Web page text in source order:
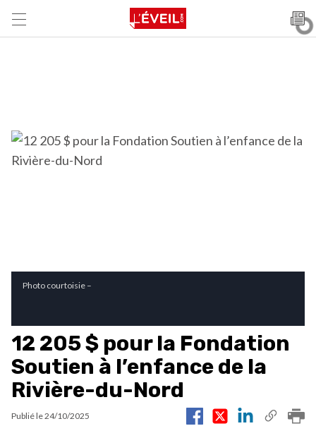
Photo courtoisie –
12 205 $ pour la Fondation
Soutien à l’enfance de la
Rivière-du-Nord
Publié le24/10/2025